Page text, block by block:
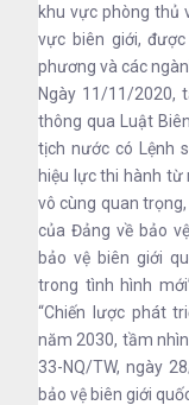
khu vực phòng thủ
vực biên giới,
phương và các
Ngày 11/11/2020,
thông qua Luật
tịch nước có Lệnh
hiệu lực thi hành
vô cùng quan
của Đảng về bảo
bảo vệ biên giới
trong tình hình
“Chiến lược phát
năm 2030, tầm
33-NQ/TW, ngày
bảo vệ biên giới